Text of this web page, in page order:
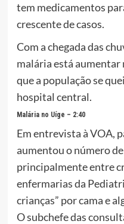
tem medicamentos
crescente de casos.
Com a chegada das
malária está aumentar
que a população se
hospital central.
Malária no Uíge – 2:40
Em entrevista à VOA,
aumentou o número
principalmente entre
enfermarias da
crianças” por cama e
O subchefe das